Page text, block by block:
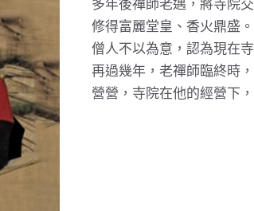
多年後禪師老邁，將寺院
修得富麗堂皇、香火鼎盛
僧人不以為意，認為現在
再過幾年，老禪師臨終時
營營，寺院在他的經營下